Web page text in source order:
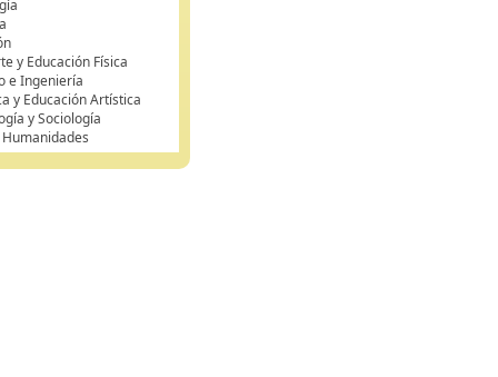
y Educación Física
e Ingeniería
y Educación Artística
y Sociología